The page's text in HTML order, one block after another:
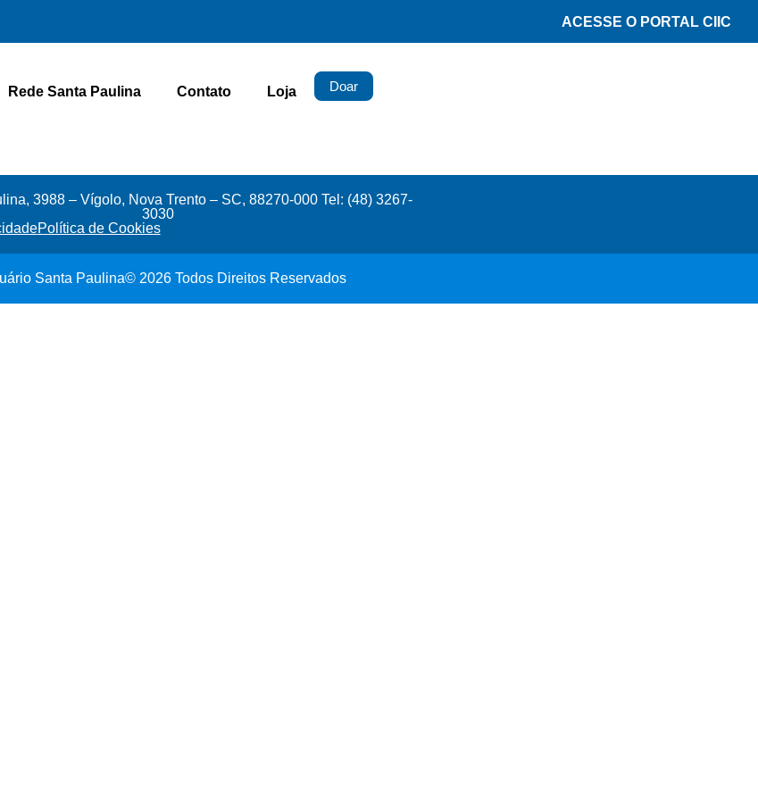
ACESSE O PORTAL CIIC
Rede Santa Paulina Contato Loja Doar
3988 – Vígolo, Nova Trento – SC, 88270-000 Tel: (48) 3267-
3030
Política de Cookies
Santa Paulina© 2026 Todos Direitos Reservados